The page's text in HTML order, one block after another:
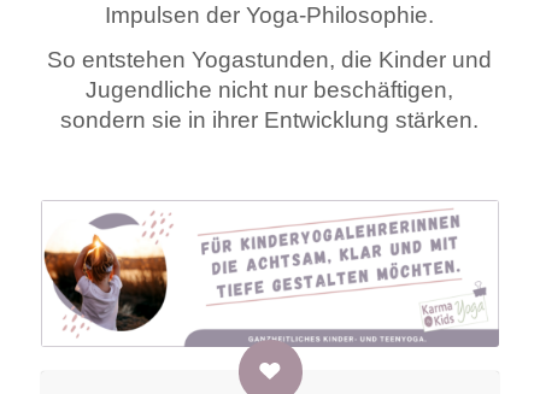
Impulsen der Yoga-Philosophie.
So entstehen Yogastunden, die Kinder und
Jugendliche nicht nur beschäftigen,
sondern sie in ihrer Entwicklung stärken.